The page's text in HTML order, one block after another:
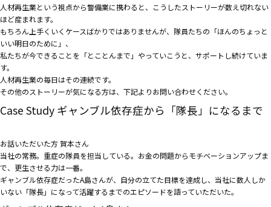
人材再生業という視点から警備業に携わると、こうしたストーリーが数え切れない
ほど産まれます。
もちろん上手くいくケースばかりではありませんが、隊員たちの「ほんのちょっと
いい明日のために」、
私たちが今できることを「とことんまで」やっていこうと、サポートし続けていま
す。
人材再生業の毎日はその連続です。
その他のストーリーが気になる方は、下記よりお問い合わせください。
Case Study ギャンブル依存症から「隊長」になるまで
お話いただいた方賀本さん
当社の常務。重症の隊員を担当している。お金の問題からモチベーションアップま
で、更生させる力は一番。
ギャンブル依存症だったA島さんが、自分の立てた目標を達成し、当社に数人しか
いない「隊長」になって活躍するまでのエピソードを語っていただいた。